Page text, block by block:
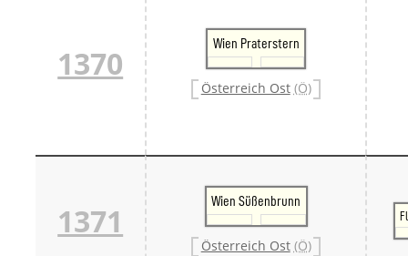
1370
Wien Praterstern
Österreich Ost (Ö)
1371
Wien Süßenbrunn
Österreich Ost (Ö)